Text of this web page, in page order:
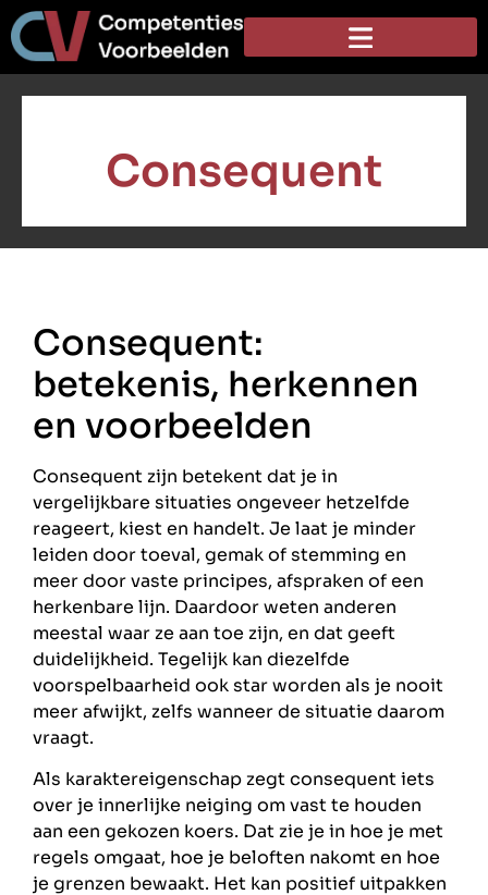
Consequent
Consequent:
betekenis, herkennen
en voorbeelden
Consequent zijn betekent dat je in
vergelijkbare situaties ongeveer hetzelfde
reageert, kiest en handelt. Je laat je minder
leiden door toeval, gemak of stemming en
meer door vaste principes, afspraken of een
herkenbare lijn. Daardoor weten anderen
meestal waar ze aan toe zijn, en dat geeft
duidelijkheid. Tegelijk kan diezelfde
voorspelbaarheid ook star worden als je nooit
meer afwijkt, zelfs wanneer de situatie daarom
vraagt.
Als karaktereigenschap zegt consequent iets
over je innerlijke neiging om vast te houden
aan een gekozen koers. Dat zie je in hoe je met
regels omgaat, hoe je beloften nakomt en hoe
je grenzen bewaakt. Het kan positief uitpakken